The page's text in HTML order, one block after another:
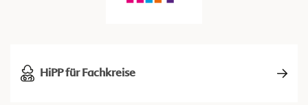
HiPP für Fachkreise